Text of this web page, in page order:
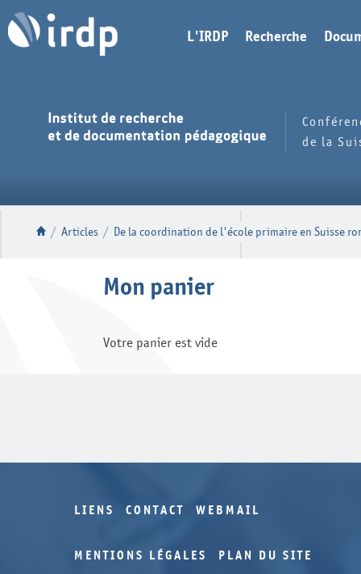
L'IRDP Recherche
de la
/ Articles / De la coordination de l'école primaire en Suisse
Mon panier
Votre panier est vide
LIENS CONTACT WEBMAIL
MENTIONS LÉGALES PLAN DU SITE